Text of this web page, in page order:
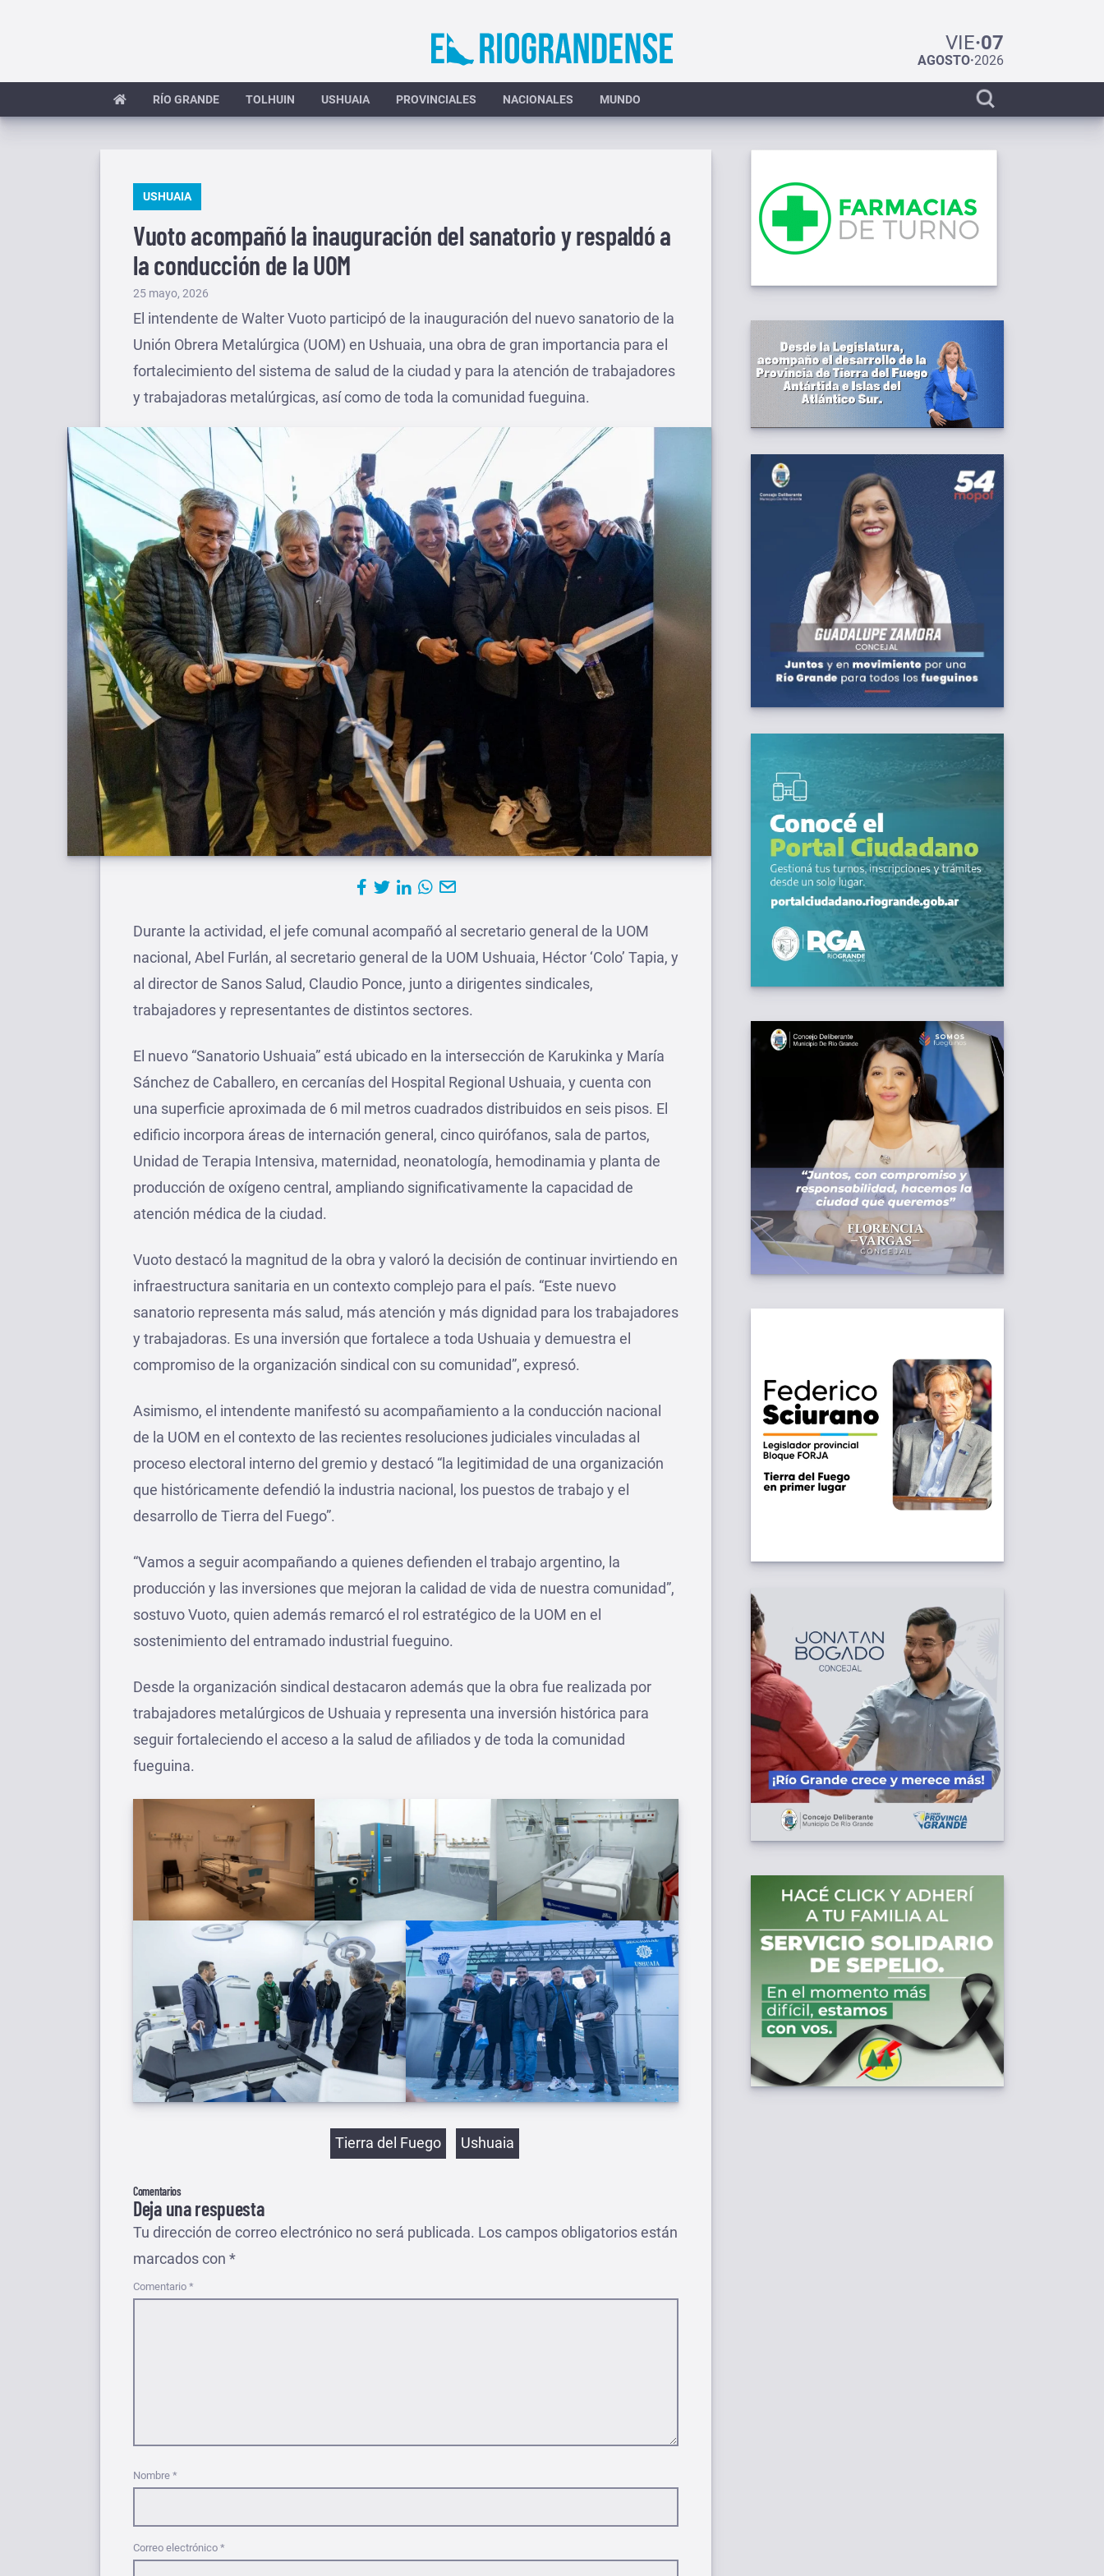
VIE·07
AGOSTO·2026
RÍO GRANDE TOLHUIN USHUAIA PROVINCIALES NACIONALES MUNDO
Display
search
PUBLICADO
USHUAIA
Vuoto acompañó la inauguración del sanatorio y respaldó a
la conducción de la UOM
Publicado
el
25 mayo, 2026
El intendente de Walter Vuoto participó de la inauguración del nuevo sanatorio de la
Unión Obrera Metalúrgica (UOM) en Ushuaia, una obra de gran importancia para el
fortalecimiento del sistema de salud de la ciudad y para la atención de trabajadores
y trabajadoras metalúrgicas, así como de toda la comunidad fueguina.
Durante la actividad, el jefe comunal acompañó al secretario general de la UOM
nacional, Abel Furlán, al secretario general de la UOM Ushuaia, Héctor ‘Colo’ Tapia, y
al director de Sanos Salud, Claudio Ponce, junto a dirigentes sindicales,
trabajadores y representantes de distintos sectores.
El nuevo “Sanatorio Ushuaia” está ubicado en la intersección de Karukinka y María
Sánchez de Caballero, en cercanías del Hospital Regional Ushuaia, y cuenta con
una superficie aproximada de 6 mil metros cuadrados distribuidos en seis pisos. El
edificio incorpora áreas de internación general, cinco quirófanos, sala de partos,
Unidad de Terapia Intensiva, maternidad, neonatología, hemodinamia y planta de
producción de oxígeno central, ampliando significativamente la capacidad de
atención médica de la ciudad.
Vuoto destacó la magnitud de la obra y valoró la decisión de continuar invirtiendo en
infraestructura sanitaria en un contexto complejo para el país. “Este nuevo
sanatorio representa más salud, más atención y más dignidad para los trabajadores
y trabajadoras. Es una inversión que fortalece a toda Ushuaia y demuestra el
compromiso de la organización sindical con su comunidad”, expresó.
Asimismo, el intendente manifestó su acompañamiento a la conducción nacional
de la UOM en el contexto de las recientes resoluciones judiciales vinculadas al
proceso electoral interno del gremio y destacó “la legitimidad de una organización
que históricamente defendió la industria nacional, los puestos de trabajo y el
desarrollo de Tierra del Fuego”.
“Vamos a seguir acompañando a quienes defienden el trabajo argentino, la
producción y las inversiones que mejoran la calidad de vida de nuestra comunidad”,
sostuvo Vuoto, quien además remarcó el rol estratégico de la UOM en el
sostenimiento del entramado industrial fueguino.
Desde la organización sindical destacaron además que la obra fue realizada por
trabajadores metalúrgicos de Ushuaia y representa una inversión histórica para
seguir fortaleciendo el acceso a la salud de afiliados y de toda la comunidad
fueguina.
Etiquetas
Tierra del Fuego Ushuaia
Comentarios
Deja una respuesta
Tu dirección de correo electrónico no será publicada. Los campos obligatorios están
marcados con *
Comentario *
Nombre *
Correo electrónico *